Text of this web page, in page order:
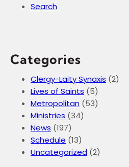
Search
Categories
Clergy-Laity Synaxis (2)
Lives of Saints (5)
Metropolitan (53)
Ministries (34)
News (197)
Schedule (13)
Uncategorized (2)